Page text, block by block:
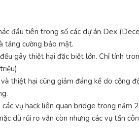
đầu tiên trong số các dự án Dex
tăng cường bảo mật.
gây thiệt hại đặc biệt lớn. Chỉ tính
thiệt hại cũng giảm đáng kể do cộng
vụ hack liên quan bridge trong
dù rủi ro vẫn còn nhưng các vụ tấn